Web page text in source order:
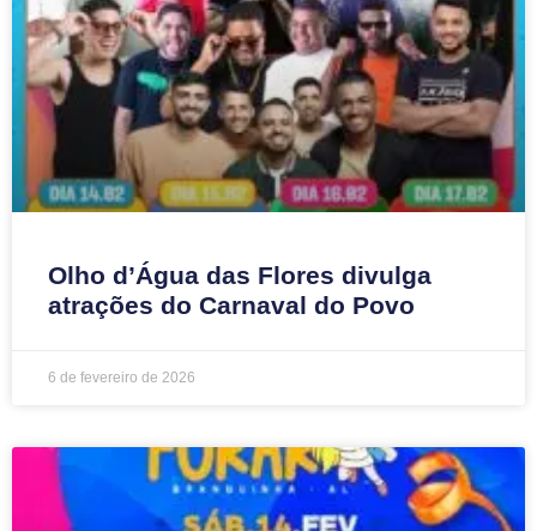
Olho d’Água das Flores divulga
atrações do Carnaval do Povo
6 de fevereiro de 2026